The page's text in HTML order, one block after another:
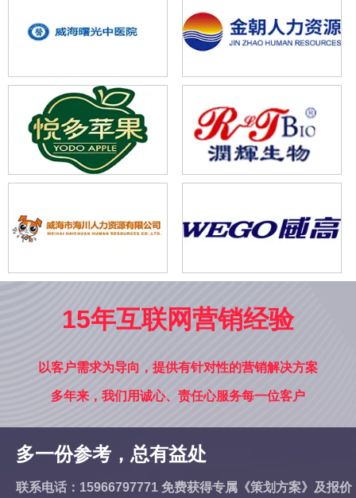
15年互联网营销经验
以客户需求为导向，提供有针对性的营销解决方案
多年来，我们用诚心、责任心服务每一位客户
多一份参考，总有益处
联系电话：15966797771 免费获得专属《策划方案》及报价